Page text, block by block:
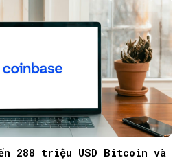
288 triệu USD Bitcoin và